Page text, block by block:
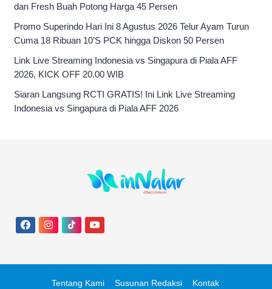
dan Fresh Buah Potong Harga 45 Persen
Promo Superindo Hari Ini 8 Agustus 2026 Telur Ayam Turun
Cuma 18 Ribuan 10’S PCK hingga Diskon 50 Persen
Link Live Streaming Indonesia vs Singapura di Piala AFF
2026, KICK OFF 20.00 WIB
Siaran Langsung RCTI GRATIS! Ini Link Live Streaming
Indonesia vs Singapura di Piala AFF 2026
Tentang Kami Susunan Redaksi Kontak